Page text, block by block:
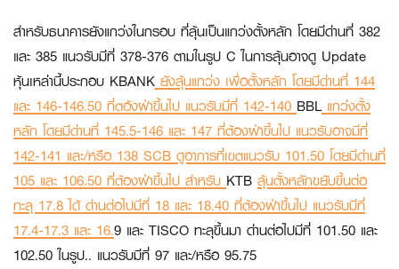
สำหรับธนาคารยังแกว่งในกรอบ ที่ลุ้นเป็นแกว่งตั้งหลัก โดยมีด่านที่ 382
และ 385 แนวรับมีที่ 378-376 ตามในรูป C ในการลุ้นอาจดู Update
หุ้นเหล่านี้ประกอบ KBANK ยังลุ้นแกว่ง เพื่อตั้งหลัก โดยมีด่านที่ 144
และ 146-146.50 ที่ตอ้งฝ่าขึ้นไป แนวรับมีที่ 142-140 BBLแกว่งตั้ง
หลัก โดยมีด่านที่ 145.5-146 และ 147 ที่ต้องฝ่าขึ้นไป แนวรับอาจมีที่
142-141 และ/หรือ 138 SCB ดูอาการที่เขตแนวรับ 101.50 โดยมีด่านที่
105 และ 106.50 ที่ต้องฝ่าขึ้นไป สำหรับ KTB ลุ้นตั้งหลักขยับขึ้นต่อ
ทะลุ 17.8 ได้ ด่านต่อไปมีที่ 18 และ 18.40 ที่ต้องฝ่าขึ้นไป แนวรับมีที่
17.4-17.3 และ 16.9 และ TISCO ทะลุขึ้นมา ด่านต่อไปมีที่ 101.50 และ
102.50 ในรูป.. แนวรับมีที่ 97 และ/หรือ 95.75